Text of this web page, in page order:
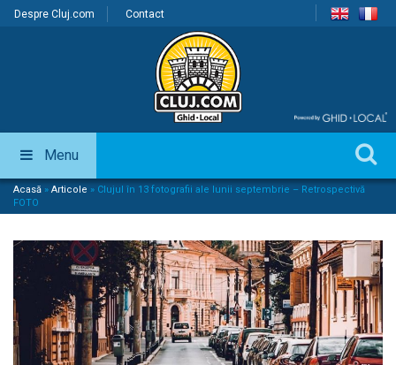
Despre Cluj.com Contact
Menu
Acasă » Articole » Clujul în 13 fotografii ale lunii septembrie – Retrospectivă
FOTO